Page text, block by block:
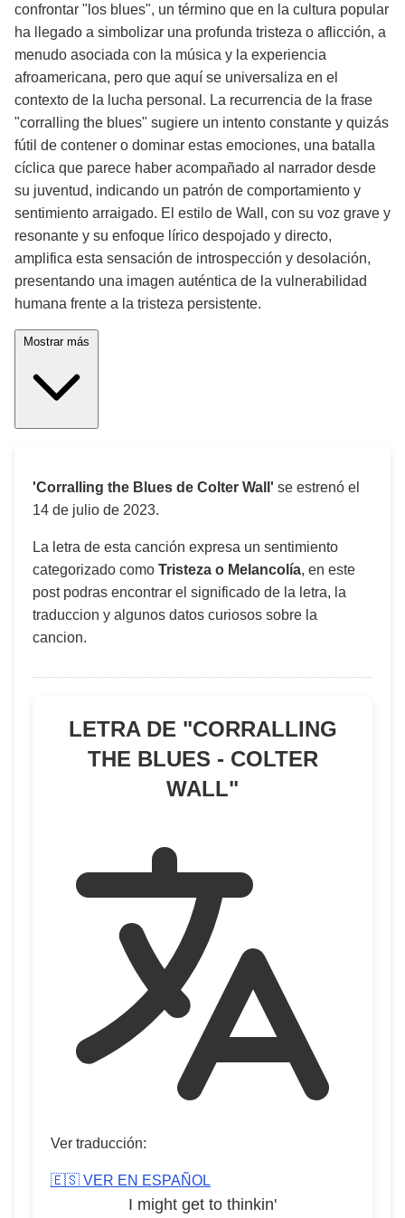
confrontar "los blues", un término que en la cultura popular
ha llegado a simbolizar una profunda tristeza o aflicción, a
menudo asociada con la música y la experiencia
afroamericana, pero que aquí se universaliza en el
contexto de la lucha personal. La recurrencia de la frase
"corralling the blues" sugiere un intento constante y quizás
fútil de contener o dominar estas emociones, una batalla
cíclica que parece haber acompañado al narrador desde
su juventud, indicando un patrón de comportamiento y
sentimiento arraigado. El estilo de Wall, con su voz grave y
resonante y su enfoque lírico despojado y directo,
amplifica esta sensación de introspección y desolación,
presentando una imagen auténtica de la vulnerabilidad
humana frente a la tristeza persistente.
'Corralling the Blues de Colter Wall' se estrenó el
14 de julio de 2023.
La letra de esta canción expresa un sentimiento
categorizado como Tristeza o Melancolía, en este
post podras encontrar el significado de la letra, la
traduccion y algunos datos curiosos sobre la
cancion.
LETRA DE "CORRALLING
THE BLUES - COLTER
WALL"
Ver traducción:
🇪🇸 VER EN ESPAÑOL
I might get to thinkin'